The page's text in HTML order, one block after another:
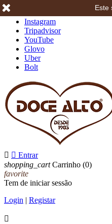
Instagram
Tripadvisor
YouTube
Glovo
Uber
Bolt
  Entrar
shopping_cart Carrinho (0)
favorite
Tem de iniciar sessão
Login | Registar

Este